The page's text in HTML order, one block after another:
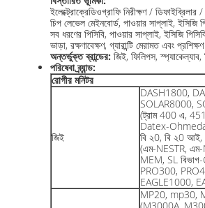
ইলেক্ট্রোক্রেডিওগ্রাফি নিরীক্ষণ /
চিপ লেভেল মেইনবোর্ড, পাওয়ার সাপ্লাই, ইসিজি
সব ধরণের পিসিবি, পাওয়ার সাপ্লাই, ইসিজি
ভাড়া, রক্ষণাবেক্ষণ, গ্যারান্টি মেরামত এবং
অন্তর্ভুক্ত ব্রান্ডের: জিই, ফিলিপস,
পরিষেবা ব্র্যান্ড:
রোগীর মনিটর
জিই
DASH1800,
SOLAR8000,
(ট্রাম 400 এ,
Datex-
বি ২0, বি ২0 আই,
(এম-NESTR,
MEM, SL
PRO300,
EAGLE1000,
MP20, mp30,